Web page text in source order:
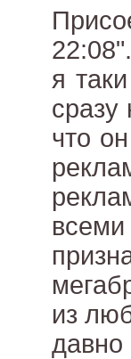
я
что
из
давно